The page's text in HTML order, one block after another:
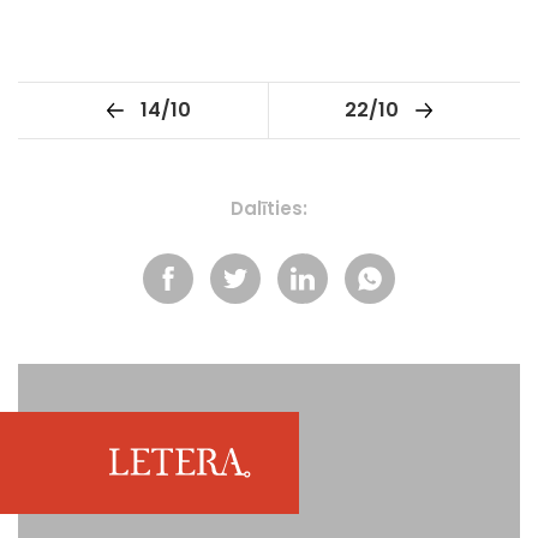
14/10 22/10
Dalīties: